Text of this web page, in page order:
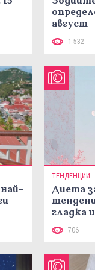
август
1 532
ТЕНДЕНЦИИ
Диета
гладка
706